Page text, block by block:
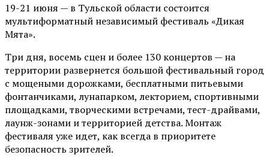
19-21 июня — в Тульской области состоится
мультиформатный независимый фестиваль «Дикая
Мята».
Три дня, восемь сцен и более 130 концертов — на
территории развернется большой фестивальный город
с мощеными дорожками, бесплатными питьевыми
фонтанчиками, лунапарком, лекторием, спортивными
площадками, творческими встречами, тест-драйвами,
лаунж-зонами и территорией детства. Монтаж
фестиваля уже идет, как всегда в приоритете
безопасность зрителей.